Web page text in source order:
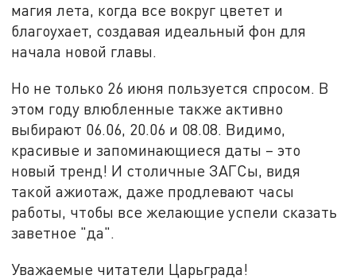
магия лета, когда все вокруг цветет и
благоухает, создавая идеальный фон для
начала новой главы.
Но не только 26 июня пользуется спросом. В
этом году влюбленные также активно
выбирают 06.06, 20.06 и 08.08. Видимо,
красивые и запоминающиеся даты – это
новый тренд! И столичные ЗАГСы, видя
такой ажиотаж, даже продлевают часы
работы, чтобы все желающие успели сказать
заветное "да".
Уважаемые читатели Царьграда!